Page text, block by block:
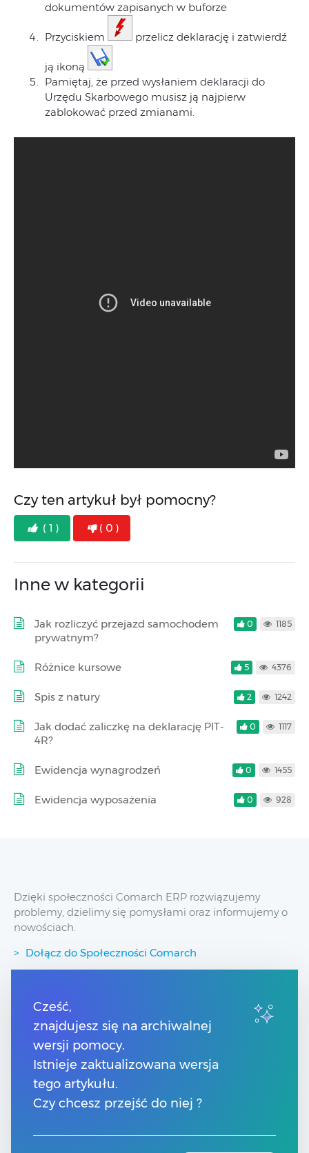
dokumentów zapisanych w buforze
Przyciskiem przelicz deklarację i zatwierdź
ją ikoną
Pamiętaj, że przed wysłaniem deklaracji do
Urzędu Skarbowego musisz ją najpierw
zablokować przed zmianami.
Czy ten artykuł był pomocny?
( 1 ) ( 0 )
Inne w kategorii
Jak rozliczyć przejazd samochodem
prywatnym?
0 1185
Różnice kursowe 5 4376
Spis z natury 2 1242
Jak dodać zaliczkę na deklarację PIT-
4R?
0 1117
Ewidencja wynagrodzeń 0 1455
Ewidencja wyposażenia 0 928
Dzięki społeczności Comarch ERP rozwiązujemy
problemy, dzielimy się pomysłami oraz informujemy o
nowościach.
Dołącz do Społeczności Comarch
Przydatne linki
Spis treści
Pomoc Comarch Betterfly
Pomoc Comarch e-Sklep
Pomoc Comarch HRM
Kontakt
Znajdź Partnera Comarch
Cześć,
znajdujesz się na archiwalnej
wersji pomocy.
Istnieje zaktualizowana wersja
tego artykułu.
Czy chcesz przejść do niej ?